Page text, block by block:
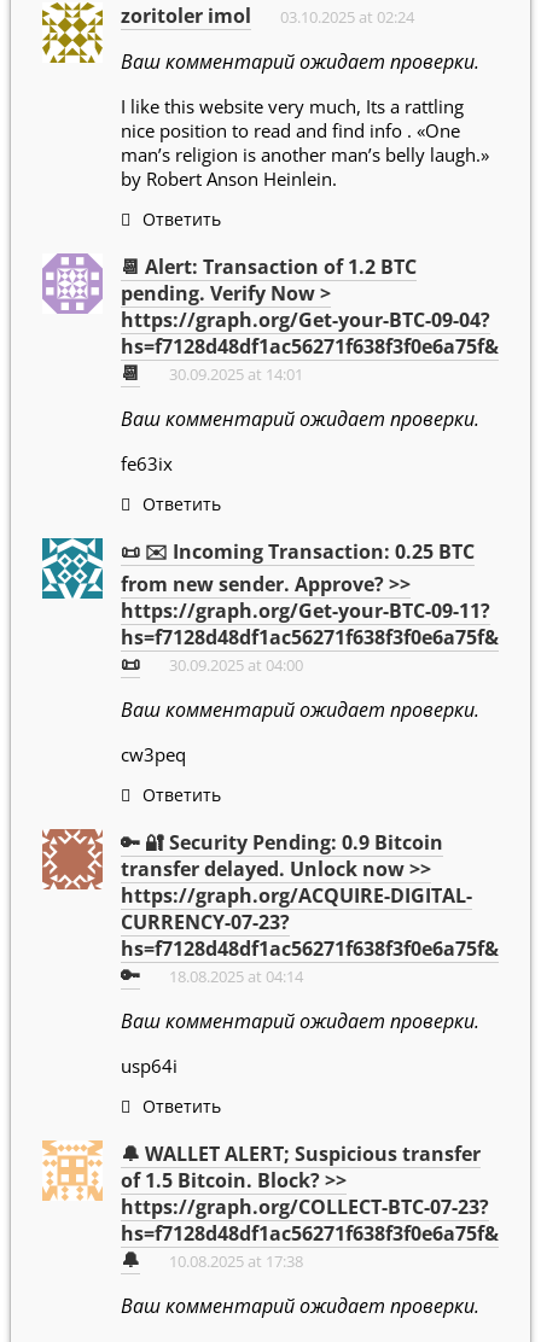
zoritoler imol 03.10.2025 at 02:24
Ваш комментарий ожидает проверки.
I like this website very much, Its a rattling
nice position to read and find info . «One
man’s religion is another man’s belly laugh.»
by Robert Anson Heinlein.
Ответить
📆 Alert: Transaction of 1.2 BTC
pending. Verify Now >
https://graph.org/Get-your-BTC-09-04?
hs=f7128d48df1ac56271f638f3f0e6a75f&
📆
30.09.2025 at 14:01
Ваш комментарий ожидает проверки.
fe63ix
Ответить
📜 ✉️ Incoming Transaction: 0.25 BTC
from new sender. Approve? >>
https://graph.org/Get-your-BTC-09-11?
hs=f7128d48df1ac56271f638f3f0e6a75f&
📜
30.09.2025 at 04:00
Ваш комментарий ожидает проверки.
cw3peq
Ответить
🔑 🔐 Security Pending: 0.9 Bitcoin
transfer delayed. Unlock now >>
https://graph.org/ACQUIRE-DIGITAL-
CURRENCY-07-23?
hs=f7128d48df1ac56271f638f3f0e6a75f&
🔑
18.08.2025 at 04:14
Ваш комментарий ожидает проверки.
usp64i
Ответить
🔔 WALLET ALERT; Suspicious transfer
of 1.5 Bitcoin. Block? >>
https://graph.org/COLLECT-BTC-07-23?
hs=f7128d48df1ac56271f638f3f0e6a75f&
🔔
10.08.2025 at 17:38
Ваш комментарий ожидает проверки.